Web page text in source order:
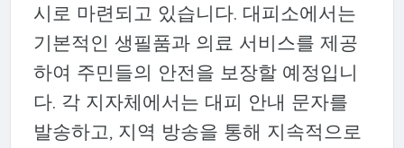
시로 마련되고 있습니다. 대피소에서는
기본적인 생필품과 의료 서비스를 제공
하여 주민들의 안전을 보장할 예정입니
다. 각 지자체에서는 대피 안내 문자를
발송하고, 지역 방송을 통해 지속적으로